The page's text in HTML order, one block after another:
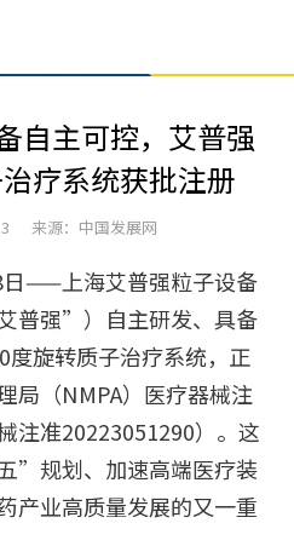
自主可控，艾普强
疗系统获批注册
来源：中国发展网
——上海艾普强粒子设备
普强”）自主研发、具备
度旋转质子治疗系统，正
局（NMPA）医疗器械注
注准20223051290）。这
”规划、加速高端医疗装
产业高质量发展的又一重